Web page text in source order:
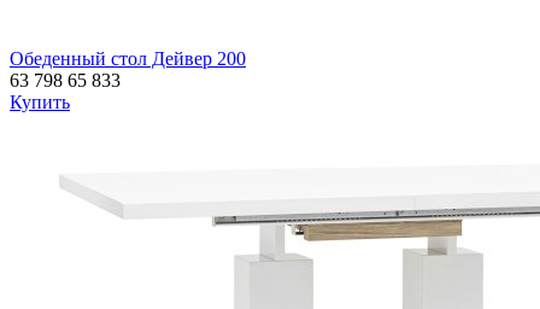
Обеденный стол Дейвер 200
63 798 65 833
Купить